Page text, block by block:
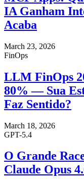
IA Ganham
Acaba
March 23, 2026
FinOps
LLM FinOps
80% — Sua
Faz Sentido?
March 18, 2026
GPT-5.4
O Grande
Claude Opus